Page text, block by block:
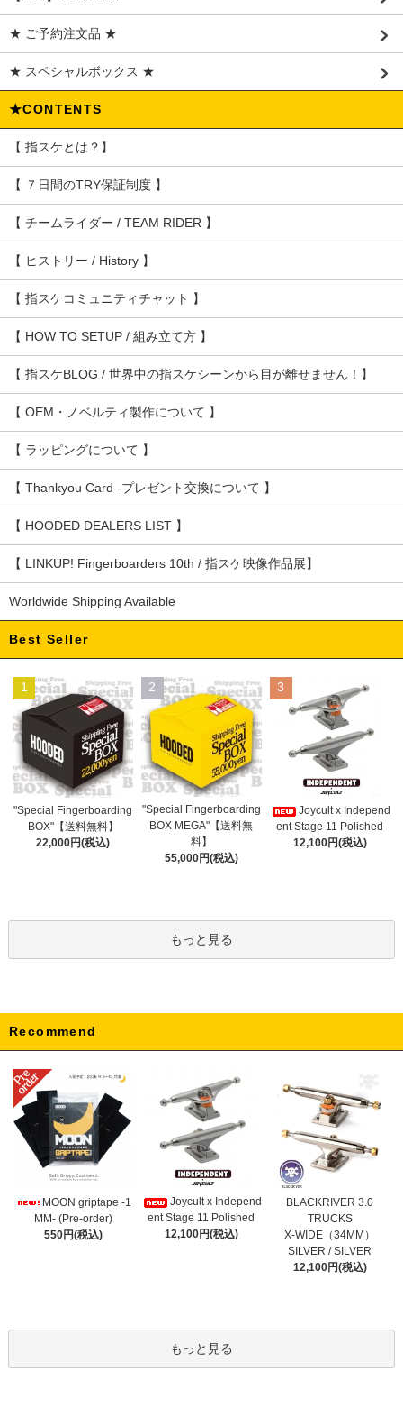
★ ご予約注文品 ★
★ スペシャルボックス ★
★CONTENTS
【 指スケとは？】
【 ７日間のTRY保証制度 】
【 チームライダー / TEAM RIDER 】
【 ヒストリー / History 】
【 指スケコミュニティチャット 】
【 HOW TO SETUP / 組み立て方 】
【 指スケBLOG / 世界中の指スケシーンから目が離せません！】
【 OEM・ノベルティ製作について 】
【 ラッピングについて 】
【 Thankyou Card -プレゼント交換について 】
【 HOODED DEALERS LIST 】
【 LINKUP! Fingerboarders 10th / 指スケ映像作品展】
Worldwide Shipping Available
Best Seller
1
"Special Fingerboarding
BOX"【送料無料】
22,000円(税込)
2
"Special Fingerboarding
BOX MEGA"【送料無
料】
55,000円(税込)
3
Joycult x Independ
ent Stage 11 Polished
12,100円(税込)
もっと見る
Recommend
MOON griptape -1
MM- (Pre-order)
550円(税込)
Joycult x Independ
ent Stage 11 Polished
12,100円(税込)
BLACKRIVER 3.0
TRUCKS
X-WIDE（34MM）
SILVER / SILVER
12,100円(税込)
もっと見る